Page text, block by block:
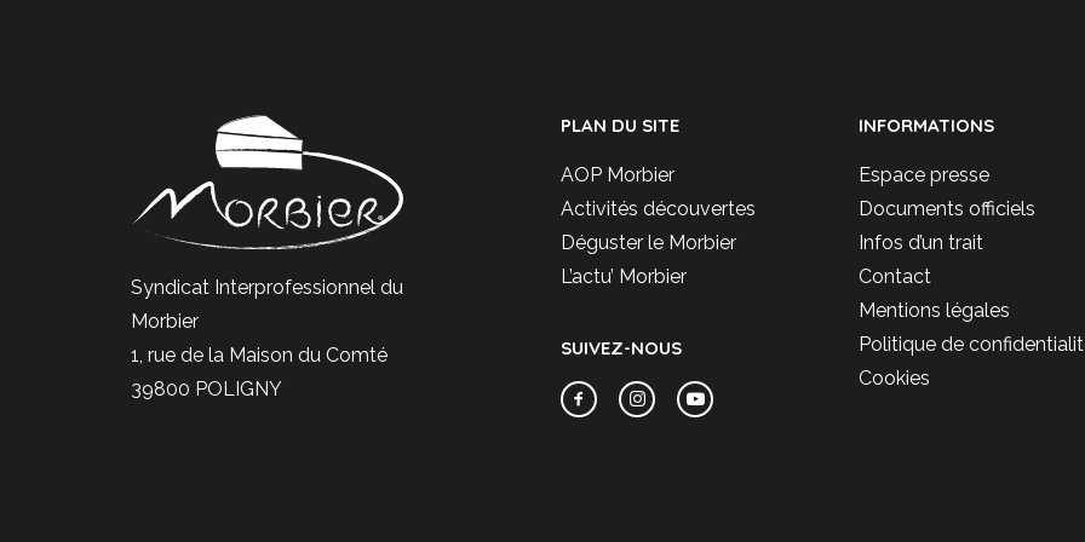
Syndicat Interprofessionnel du
Morbier
1, rue de la Maison du Comté
39800 POLIGNY
PLAN DU SITE
AOP Morbier
Activités découvertes
Déguster le Morbier
L’actu’ Morbier
SUIVEZ-NOUS
INFORMATIONS
Espace presse
Documents officiels
Infos d’un trait
Contact
Mentions légales
Politique de
Cookies